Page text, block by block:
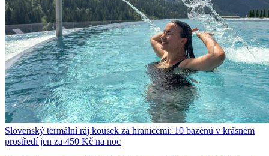
Slovenský termální ráj kousek za hranicemi: 10 bazénů v krásném
prostředí jen za 450 Kč na noc